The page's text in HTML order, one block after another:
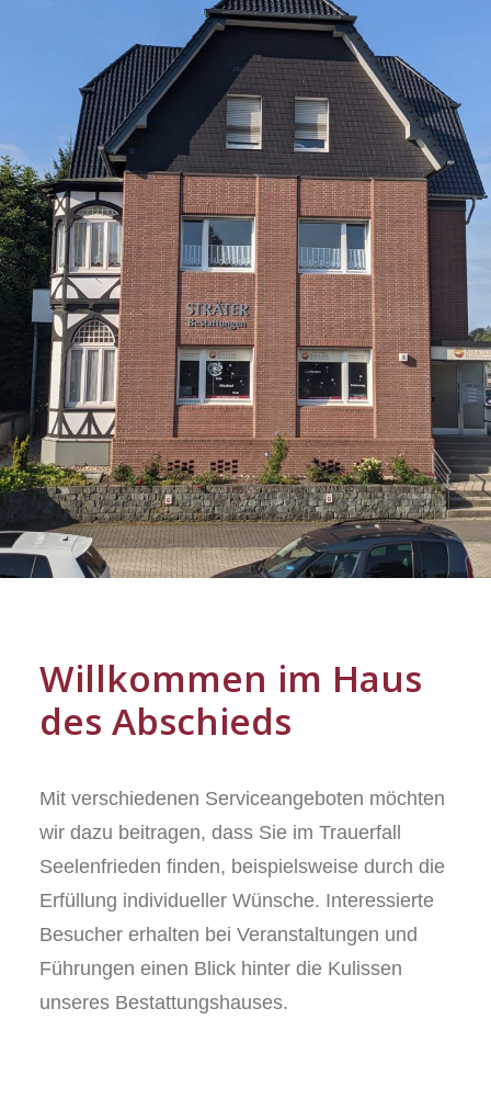
Willkommen im Haus
des Abschieds
Mit verschiedenen Serviceangeboten möchten
wir dazu beitragen, dass Sie im Trauerfall
Seelenfrieden finden, beispielsweise durch die
Erfüllung individueller Wünsche. Interessierte
Besucher erhalten bei Veranstaltungen und
Führungen einen Blick hinter die Kulissen
unseres Bestattungshauses.